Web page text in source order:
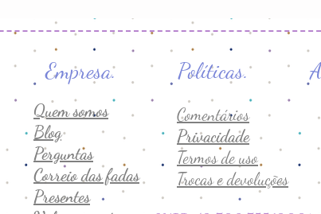
Empresa.
Quem somos
Blog
Perguntas
Correio das fadas
Presentes
Comentários
Privacidade
Termos de uso
Trocas e devoluções